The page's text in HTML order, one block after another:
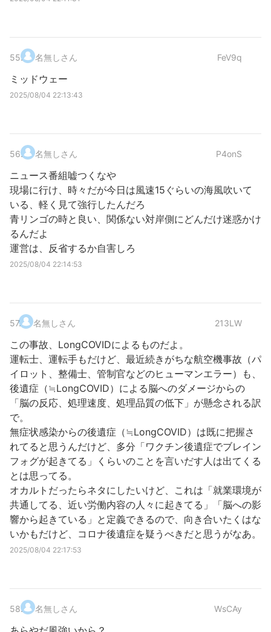
55. 名無しさん FeV9q
ミッドウェー
2025/08/04 22:13:43
56. 名無しさん P4onS
ニュース番組嘘つくなや
現場に行け、時々だが今日は風速15ぐらいの海風吹いて
いる、軽く見て強行したんだろ
青リンゴの時と良い、関係ない対岸側にどんだけ迷惑かけ
るんだよ
運営は、反省するか自害しろ
2025/08/04 22:14:53
57. 名無しさん 213LW
この事故、LongCOVIDによるものだよ。
運転士、運転手もだけど、最近続きがちな航空機事故（パ
イロット、整備士、管制官などのヒューマンエラー）も、
後遺症（≒LongCOVID）による脳へのダメージからの
「脳の反応、処理速度、処理品質の低下」が懸念される訳
で。
無症状感染からの後遺症（≒LongCOVID）は既に把握さ
れてると思うんだけど、多分「ワクチン後遺症でブレイン
フォグが起きてる」くらいのことを言いだす人は出てくる
とは思ってる。
オカルトだったらネタにしたいけど、これは「就業環境が
共通してる、近い労働内容の人々に起きてる」「脳への影
響から起きている」と定義できるので、向き合いたくはな
いかもだけど、コロナ後遺症を疑うべきだと思うがなあ。
2025/08/04 22:17:53
58. 名無しさん WsCAy